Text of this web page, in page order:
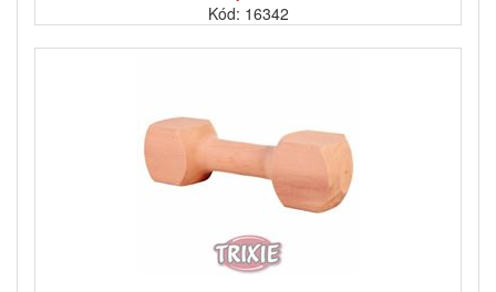
Kód: 16342